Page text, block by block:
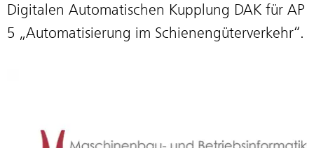
Digitalen Automatischen Kupplung DAK für AP
5 „Automatisierung im Schienengüterverkehr“.